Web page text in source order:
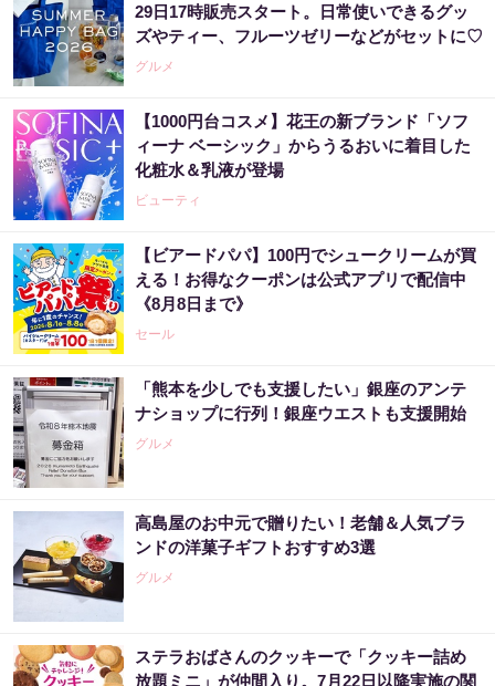
29日17時販売スタート。日常使いできるグッ
ズやティー、フルーツゼリーなどがセットに♡
グルメ
【1000円台コスメ】花王の新ブランド「ソフ
ィーナ ベーシック」からうるおいに着目した
化粧水＆乳液が登場
ビューティ
【ビアードパパ】100円でシュークリームが買
える！お得なクーポンは公式アプリで配信中
《8月8日まで》
セール
「熊本を少しでも支援したい」銀座のアンテ
ナショップに行列！銀座ウエストも支援開始
グルメ
高島屋のお中元で贈りたい！老舗＆人気ブラ
ンドの洋菓子ギフトおすすめ3選
グルメ
ステラおばさんのクッキーで「クッキー詰め
放題ミニ」が仲間入り。7月22日以降実施の関